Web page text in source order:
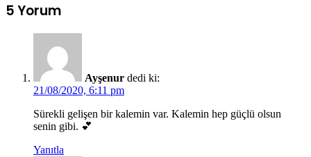
5 Yorum
Ayşenur dedi ki:
21/08/2020, 6:11 pm
Sürekli gelişen bir kalemin var. Kalemin hep güçlü olsun
senin gibi. 💕
Yanıtla